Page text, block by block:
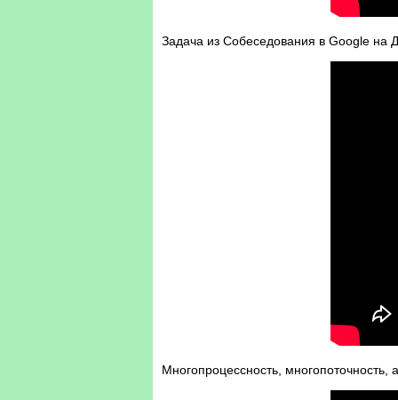
Задача из Собеседования в Google на
Многопроцессность, многопоточность,